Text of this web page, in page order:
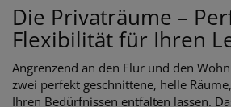
Die Privaträume –
Flexibilität für Ihren
Angrenzend an den Flur und den
zwei perfekt geschnittene, helle
Ihren Bedürfnissen entfalten lassen.